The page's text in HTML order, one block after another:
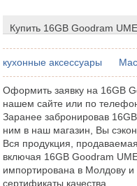
Купить 16GB Goodram
кухонные аксессуары
Оформить заявку на 16GB
нашем сайте или по
Заранее забронировав
ним в наш магазин, Вы
Вся продукция,
включая 16GB Goodram
импортирована в Молдову
сертификаты качества.